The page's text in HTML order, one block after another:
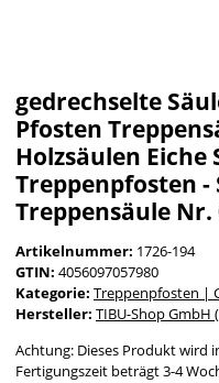
gedrechselte
Pfosten
Holzsäulen Eiche
Treppenpfosten -
Treppensäule
Artikelnummer: 1726-194
GTIN: 4056097057980
Kategorie: Treppenpfosten |
Hersteller: TIBU-Shop GmbH
Achtung: Dieses Produkt wird
Fertigungszeit beträgt 3-4